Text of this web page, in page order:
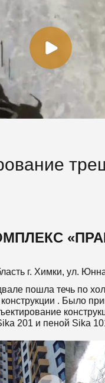
г. Химки, ул.
пошла течь по
. Было
201 и пеной Sika